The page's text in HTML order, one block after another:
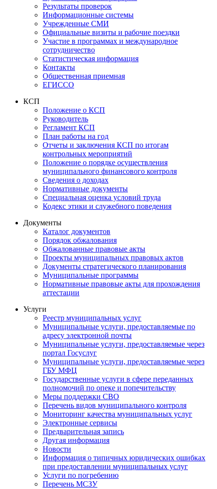
Результаты проверок
Информационные системы
Учрежденные СМИ
Официальные визиты и рабочие поездки
Участие в программах и международное
сотрудничество
Статистическая информация
Контакты
Общественная приемная
ЕГИССО
КСП
Положение о КСП
Руководитель
Регламент КСП
План работы на год
Отчеты и заключения КСП по итогам
контрольных мероприятий
Положение о порядке осуществления
муниципального финансового контроля
Сведения о доходах
Нормативные документы
Специальная оценка условий труда
Кодекс этики и служебного поведения
Документы
Каталог документов
Порядок обжалования
Обжалованные правовые акты
Проекты муниципальных правовых актов
Документы стратегического планирования
Муниципальные программы
Нормативные правовые акты для прохождения
аттестации
Услуги
Реестр муниципальных услуг
Муниципальные услуги, предоставляемые по
адресу электронной почты
Муниципальные услуги, предоставляемые через
портал Госуслуг
Муниципальные услуги, предоставляемые через
ГБУ МФЦ
Государственные услуги в сфере переданных
полномочий по опеке и попечительству
Меры поддержки СВО
Перечень видов муниципального контроля
Мониторинг качества муниципальных услуг
Электронные сервисы
Предварительная запись
Другая информация
Новости
Информация о типичных юридических ошибках
при предоставлении муниципальных услуг
Услуги по погребению
Перечень МСЗУ